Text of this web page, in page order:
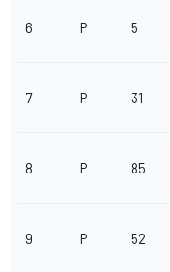
6 P 5
7 P 31
8 P 85
9 P 52